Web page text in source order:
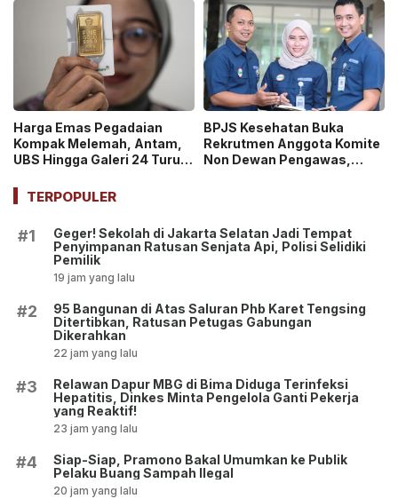
Harga Emas Pegadaian
Kompak Melemah, Antam,
UBS Hingga Galeri 24 Turun
BPJS Kesehatan Buka
Rekrutmen Anggota Komite
Non Dewan Pengawas,
TERPOPULER
#1
Geger! Sekolah di Jakarta Selatan Jadi Tempat
Penyimpanan Ratusan Senjata Api, Polisi Selidiki
Pemilik
19 jam yang lalu
#2
95 Bangunan di Atas Saluran Phb Karet Tengsing
Ditertibkan, Ratusan Petugas Gabungan
Dikerahkan
22 jam yang lalu
#3
Relawan Dapur MBG di Bima Diduga Terinfeksi
Hepatitis, Dinkes Minta Pengelola Ganti Pekerja
yang Reaktif!
23 jam yang lalu
#4
Siap-Siap, Pramono Bakal Umumkan ke Publik
Pelaku Buang Sampah Ilegal
20 jam yang lalu